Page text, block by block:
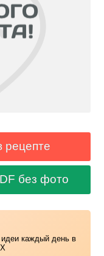
рецепте
без фото
каждый день в